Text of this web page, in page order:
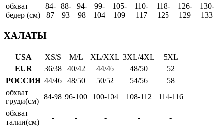
обхват
бедер (см)
84-
87
88-
93
94-
98
99-
104
105-
109
110-
117
118-
125
126-
129
130-
133
ХАЛАТЫ
USA XS/S M/L XL/XXL 3XL/4XL
5XL
EUR
36/38 40/42 44/46 48/50
52
РОССИЯ 44/46 48/50 50/52 54/56
58
обхват
груди(см)
84-98 96-100 100-104 108-112
114-116
обхват
талии(см)
- - - -
-